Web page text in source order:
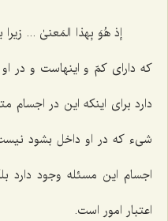
إذ هُوَ بِهذا المَعنىٰ ...
كه داراى كمّ و اینهاست و در
دارد براى اینكه این در اجسام
شی‌ء كه در او داخل بشود
اجسام این مسئله وجود دارد
اعتبار امور است.